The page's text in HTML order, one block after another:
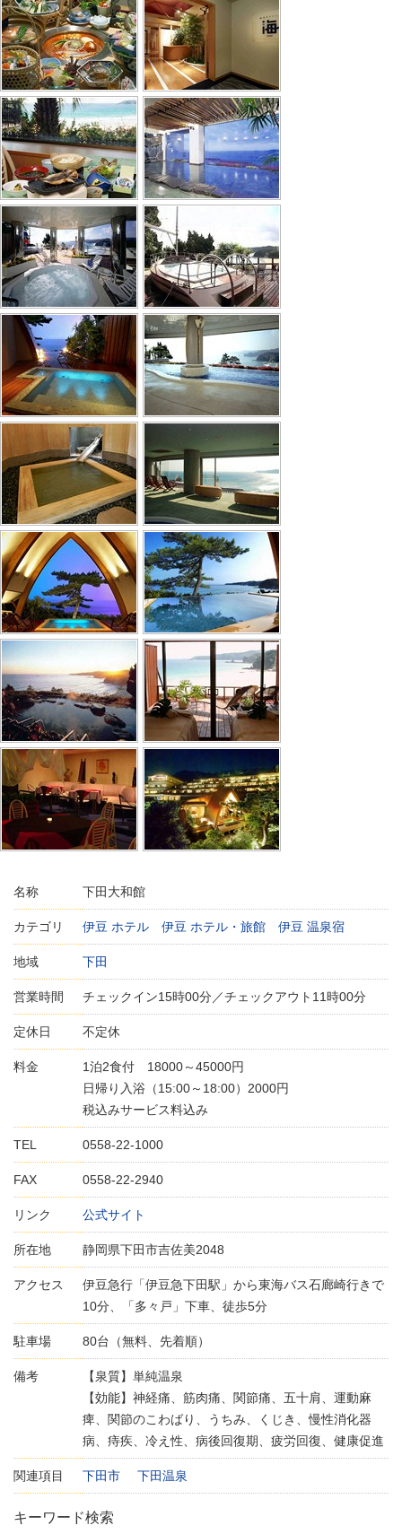
名称 下田大和館
カテゴリ 伊豆 ホテル 伊豆 ホテル・旅館 伊豆 温泉宿
地域 下田
営業時間 チェックイン15時00分／チェックアウト11時00分
定休日 不定休
料金
1泊2食付 18000～45000円
日帰り入浴（15:00～18:00）2000円
税込みサービス料込み
TEL 0558-22-1000
FAX 0558-22-2940
リンク 公式サイト
所在地 静岡県下田市吉佐美2048
アクセス
伊豆急行「伊豆急下田駅」から東海バス石廊崎行きで
10分、「多々戸」下車、徒歩5分
駐車場 80台（無料、先着順）
備考
【泉質】単純温泉
【効能】神経痛、筋肉痛、関節痛、五十肩、運動麻
痺、関節のこわばり、うちみ、くじき、慢性消化器
病、痔疾、冷え性、病後回復期、疲労回復、健康促進
関連項目 下田市 下田温泉
キーワード検索